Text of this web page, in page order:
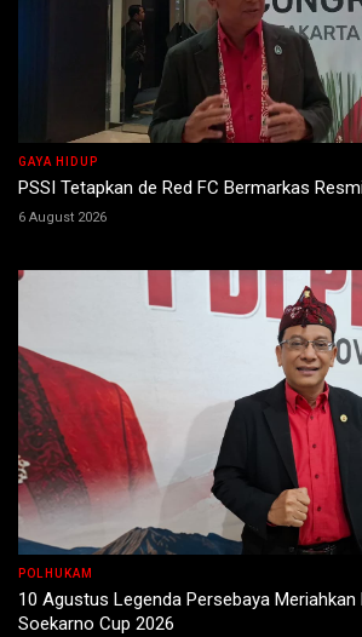
GAYA HIDUP
PSSI Tetapkan de Red FC Bermarkas
6 August 2026
POLHUKAM
10 Agustus Legenda Persebaya Meriahkan
Soekarno Cup 2026